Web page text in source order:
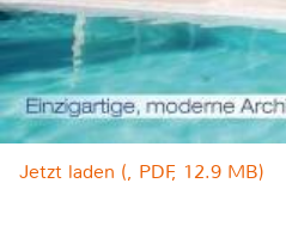
Jetzt laden (, PDF, 12.9 MB)